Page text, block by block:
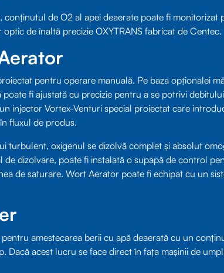
conținutul de O2 al apei deaerate poate fi monitorizat
de înaltă precizie OXYTRANS fabricat de Centec.
pentru operare manuală. Pe baza opționalei
fi ajustată cu precizie pentru a se potrivi
injector Vortex-Venturi special proiectat care
fluxul de produs.
turbulent, oxigenul se dizolvă complet și absolut
dizolvare, poate fi instalată o supapă de control
de saturare. Wort Aerator poate fi echipat cu un
amestecarea berii cu apă deaerată cu un
Dacă acest lucru se face direct în fața mașinii de